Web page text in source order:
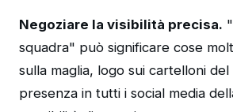
Negoziare la visibilità precisa.
squadra" può significare cose
sulla maglia, logo sui cartelloni del
presenza in tutti i social media